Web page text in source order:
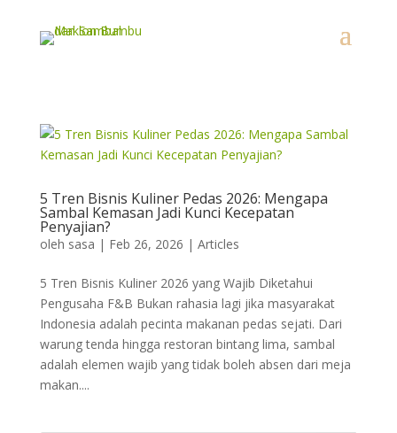
5 Tren Bisnis Kuliner Pedas 2026: Mengapa
Sambal Kemasan Jadi Kunci Kecepatan
Penyajian?
oleh sasa | Feb 26, 2026 | Articles
5 Tren Bisnis Kuliner 2026 yang Wajib Diketahui
Pengusaha F&B Bukan rahasia lagi jika masyarakat
Indonesia adalah pecinta makanan pedas sejati. Dari
warung tenda hingga restoran bintang lima, sambal
adalah elemen wajib yang tidak boleh absen dari meja
makan....